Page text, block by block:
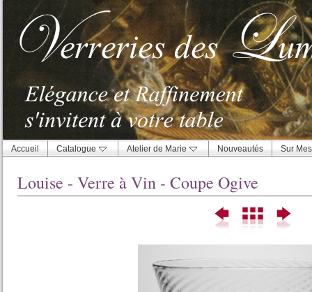
Accueil Catalogue Atelier de Marie Nouveautés Sur
Louise - Verre à Vin - Coupe Ogive